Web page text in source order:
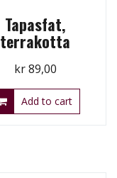
Tapasfat,
terrakotta
kr89,00
Add to cart